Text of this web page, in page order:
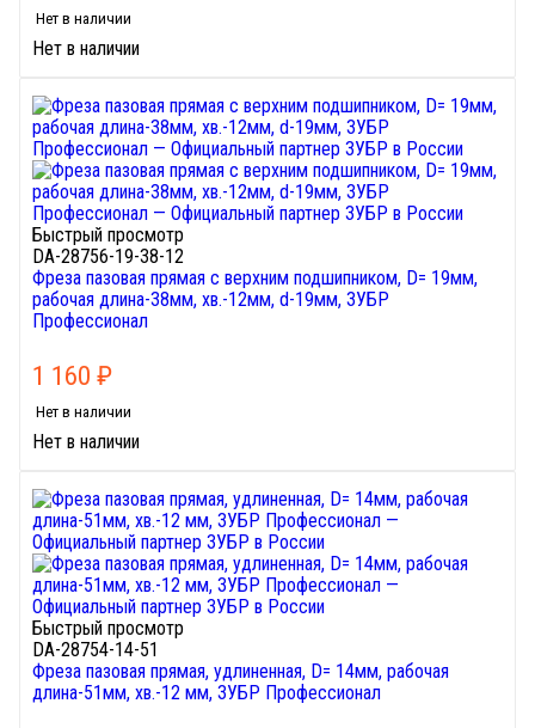
Нет в наличии
Нет в наличии
Быстрый просмотр
DA-28756-19-38-12
Фреза пазовая прямая с верхним подшипником, D= 19мм,
рабочая длина-38мм, хв.-12мм, d-19мм, ЗУБР
Профессионал
1 160 ₽
Нет в наличии
Нет в наличии
Быстрый просмотр
DA-28754-14-51
Фреза пазовая прямая, удлиненная, D= 14мм, рабочая
длина-51мм, хв.-12 мм, ЗУБР Профессионал